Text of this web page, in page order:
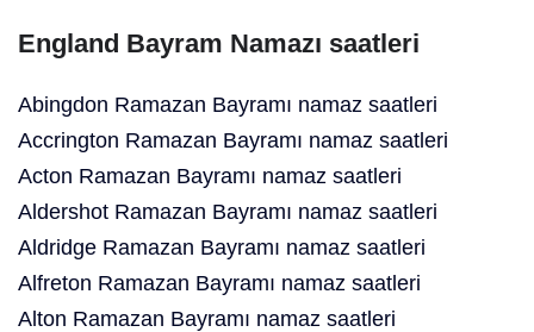
England Bayram Namazı saatleri
Abingdon Ramazan Bayramı namaz saatleri
Accrington Ramazan Bayramı namaz saatleri
Acton Ramazan Bayramı namaz saatleri
Aldershot Ramazan Bayramı namaz saatleri
Aldridge Ramazan Bayramı namaz saatleri
Alfreton Ramazan Bayramı namaz saatleri
Alton Ramazan Bayramı namaz saatleri